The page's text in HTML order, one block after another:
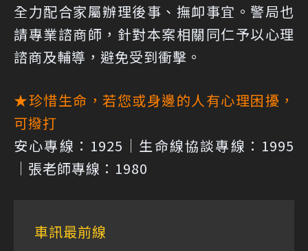
全力配合家屬辦理後事、撫卹事宜。警局也
請專業諮商師，針對本案相關同仁予以心理
諮商及輔導，避免受到衝擊。
★珍惜生命，若您或身邊的人有心理困擾，
可撥打
安心專線：1925｜生命線協談專線：1995
｜張老師專線：1980
車訊最前線